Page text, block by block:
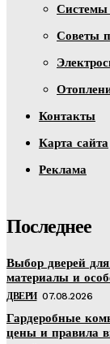
Системы
Советы
Контакты
Карта сайта
Реклама
Последнее
Выбор дверей
материалы и
ДВЕРИ 07.08.2026
Гардеробные
цены и правила